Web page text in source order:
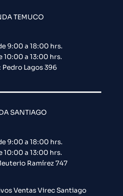
TEMUCO
9:00 a 18:00 hrs.
10:00 a 13:00 hrs.
Pedro Lagos 396
SANTIAGO
9:00 a 18:00 hrs.
10:00 a 13:00 hrs.
Ramírez 747​
Ventas Virec Santiago